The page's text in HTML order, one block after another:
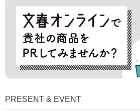
PRESENT & EVENT